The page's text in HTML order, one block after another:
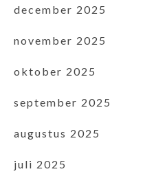
december 2025
november 2025
oktober 2025
september 2025
augustus 2025
juli 2025